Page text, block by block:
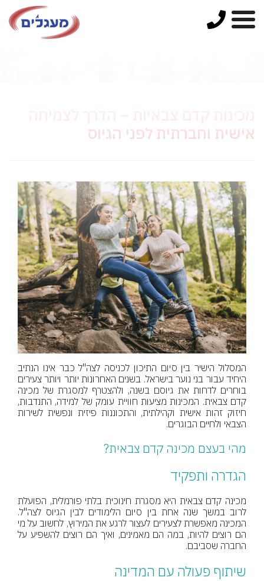
אישית וחברתית לפני הגיוס
המסלול הישיר בין סיום התיכון לכניסה לצה"ל כבר אינו הנתיב
היחיד עבור בני נוער בישראל. בשנים האחרונות יותר ויותר צעירים
בוחרים לדחות את גיוסם בשנה, ולהצטרף למסגרת של מכינה
קדם צבאית. המכינות מציעות חוויית עומק של למידה, התנדבות,
חיזוק זהות אישית וקהילתית, והתכוננות פיזית ונפשית לשירות
הצבאי ולחיים הבוגרים.
מהי בעצם מכינה קדם צבאית?
הגדרה ותפקיד
מכינה קדם צבאית היא מסגרת חינוכית בלתי פורמלית, הפועלת
לרוב במשך שנה אחת בין סיום הלימודים לבין הגיוס לצה"ל.
המכינה מאפשרת לצעירים לעצור לרגע את המירוץ, לחשוב על מי
הם רוצים להיות, במה הם מאמינים, ואיך הם רוצים להשפיע על
החברה שסביבם.
שיתוף פעולה עם המדינה